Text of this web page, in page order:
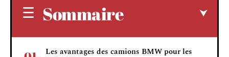
Sommaire
Les avantages des camions BMW pour les